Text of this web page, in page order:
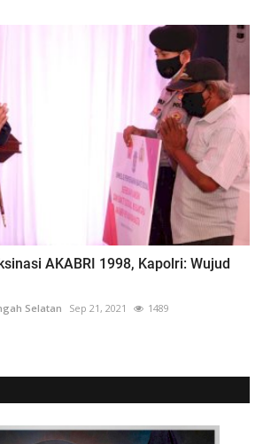
AKABRI 1998, Kapolri: Wujud
Selatan Sep 21, 2021 1489